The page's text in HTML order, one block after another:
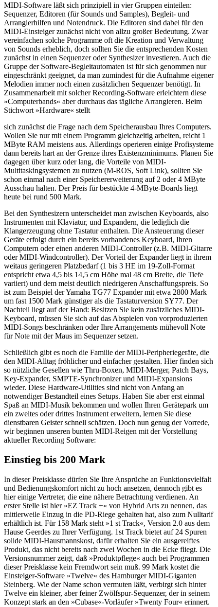
MIDI-Software läßt sich prinzipiell in vier Gruppen einteilen:
Sequenzer, Editoren (für Sounds und Samples), Begleit- und
Arrangierhilfen und Notendruck. Die Editoren sind dabei für den
MIDI-Einsteiger zunächst nicht von allzu großer Bedeutung. Zwar
vereinfachen solche Programme oft die Kreation und Verwaltung
von Sounds erheblich, doch sollten Sie die entsprechenden Kosten
zunächst in einen Sequenzer oder Synthesizer investieren. Auch die
Gruppe der Software-Begleitautomaten ist für sich genommen nur
eingeschränkt geeignet, da man zumindest für die Aufnahme eigener
Melodien immer noch einen zusätzlichen Sequenzer benötigt. In
Zusammenarbeit mit solcher Recording-Software erleichtern diese
»Computerbands« aber durchaus das tägliche Arrangieren. Beim
Stichwort »Hardware« stellt
sich zunächst die Frage nach dem Speicherausbau Ihres Computers.
Wollen Sie nur mit einem Programm gleichzeitig arbeiten, reicht 1
MByte RAM meistens aus. Allerdings operieren einige Profisysteme
dann bereits hart an der Grenze ihres Existenzminimums. Planen Sie
dagegen über kurz oder lang, die Vorteile von MIDI-
Multitaskingsystemen zu nutzen (M-ROS, Soft Link), sollten Sie
schon einmal nach einer Speichererweiterung auf 2 oder 4 MByte
Ausschau halten. Der Preis für bestückte 4-MByte-Boards liegt
heute bei rund 500 Mark.
Bei den Synthesizern unterscheidet man zwischen Keyboards, also
Instrumenten mit Klaviatur, und Expandern, die lediglich die
Klangerzeugung ohne Tastatur enthalten. Die Ansteuerung dieser
Geräte erfolgt durch ein bereits vorhandenes Keyboard, Ihren
Computern oder einen anderen MIDI-Controller (z.B. MIDI-Gitarre
oder MIDI-Windcontroller). Der Vorteil der Expander liegt in ihrem
weitaus geringeren Platzbedarf (1 bis 3 HE im 19-Zoll-Format
entspricht etwa 4,5 bis 14,5 cm Höhe mal 48 cm Breite, die Tiefe
variiert) und dem meist deutlich niedrigeren Anschaffungspreis. So
ist zum Beispiel der Yamaha TG77 Expander mit etwa 2800 Mark
um fast 1500 Mark günstiger als die Tastaturversion SY77. Der
Nachteil liegt auf der Hand: Besitzen Sie kein zusätzliches MIDI-
Keyboard, müssen Sie sich auf das Abspielen von vorproduzierten
MIDI-Songs beschränken oder Ihre Arrangements mühevoll Note
für Note mit der Maus im Sequenzer setzen.
Schließlich gibt es noch die Familie der MIDI-Peripheriegeräte, die
den MIDI-Alltag fröhlicher und einfacher gestalten. Hier finden sich
so nützliche Gesellen wie Thru-Boxen, MIDI-Merger, Patch Bays,
Key-Expander, SMPTE-Synchronizer und MIDI-Expansions
wieder. Diese Hardware-Utilities sind nicht von Anfang an
notwendiger Bestandteil eines Setups. Haben Sie aber erst einmal
Spaß an MIDI-Musik bekommen und wollen Ihren Gerätepark um
ein zweites oder drittes Instrument erweitern, lernen Sie diese
dienstbaren Geister schnell schätzen. Doch nun genug der Vorrede,
wir beginnen unseren bunten MIDI-Reigen mit der Vorstellung
aktueller Recording Software:
Einstieg bis 200 Mark
In dieser Preisklasse dürfen Sie Ihre Ansprüche an Funktionsvielfalt
und Bedienungskomfort nicht zu hoch ansetzen, dennoch gibt es
hier einige Vertreter, die eine nähere Betrachtung verdienen. An
erster Stelle ist hier »EZ Track +« von Hybrid Arts zu nennen, das
mittlerweile Einzug in die PD-Riege gehalten hat, also zum Nulltarif
erhältlich ist. Für 158 Mark steht »1 st Track«, Version 2.0 aus dem
Hause Geerdes zu Ihrer Verfügung. 1st Track bietet auf 24 Spuren
solide MIDI-Hausmannskost, dafür erhalten Sie ein ausgereiftes
Produkt, das nicht bereits nach zwei Wochen in die Ecke fliegt. Die
Versionsnummer zeigt, daß »Produktpflege« auch bei Programmen
dieser Preisklasse kein Fremdwort sein muß. 99 Mark kostet die
Einsteiger-Software »Twelve« des Hamburger MIDI-Giganten
Steinberg. Wie der Name schon vermuten läßt, verbirgt sich hinter
Twelve ein kleiner, aber feiner Zwölfspur-Sequenzer, der in seinem
Konzept stark an den »Cubase«-Vorläufer »Twenty Four« erinnert.